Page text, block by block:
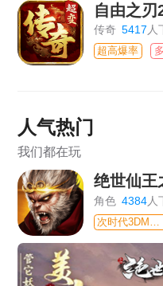
自由之刃
传奇 5417 人
超高爆率
人气热门
我们都在玩
绝世仙王
角色 4384人